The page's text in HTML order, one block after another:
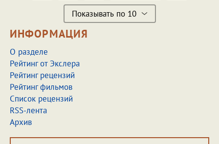
Показывать по 10
ИНФОРМАЦИЯ
О разделе
Рейтинг от Экслера
Рейтинг рецензий
Рейтинг фильмов
Список рецензий
RSS-лента
Архив